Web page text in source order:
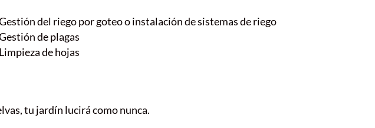
del riego por goteo o instalación de sistemas de riego
de plagas
Limpieza de hojas
tu jardín lucirá como nunca.